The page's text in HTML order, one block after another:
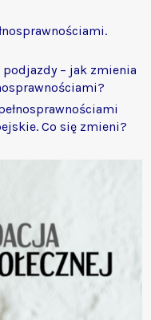
– jak zmienia
Co się zmieni?